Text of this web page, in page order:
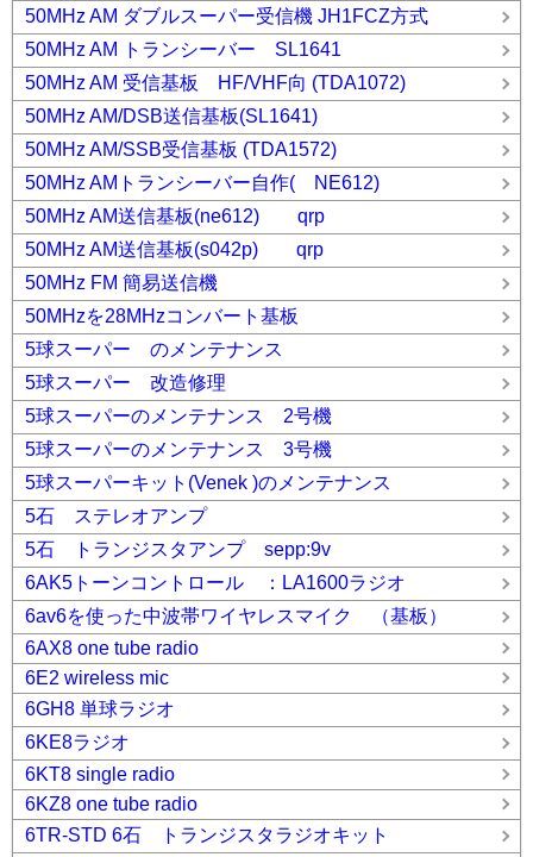
50MHz AM ダブルスーパー受信機 JH1FCZ方式
50MHz AM トランシーバー SL1641
50MHz AM 受信基板 HF/VHF向 (TDA1072)
50MHz AM/DSB送信基板(SL1641)
50MHz AM/SSB受信基板 (TDA1572)
50MHz AMトランシーバー自作( NE612)
50MHz AM送信基板(ne612) qrp
50MHz AM送信基板(s042p) qrp
50MHz FM 簡易送信機
50MHzを28MHzコンバート基板
5球スーパー のメンテナンス
5球スーパー 改造修理
5球スーパーのメンテナンス 2号機
5球スーパーのメンテナンス 3号機
5球スーパーキット(Venek )のメンテナンス
5石 ステレオアンプ
5石 トランジスタアンプ sepp:9v
6AK5トーンコントロール ：LA1600ラジオ
6av6を使った中波帯ワイヤレスマイク （基板）
6AX8 one tube radio
6E2 wireless mic
6GH8 単球ラジオ
6KE8ラジオ
6KT8 single radio
6KZ8 one tube radio
6TR-STD 6石 トランジスタラジオキット